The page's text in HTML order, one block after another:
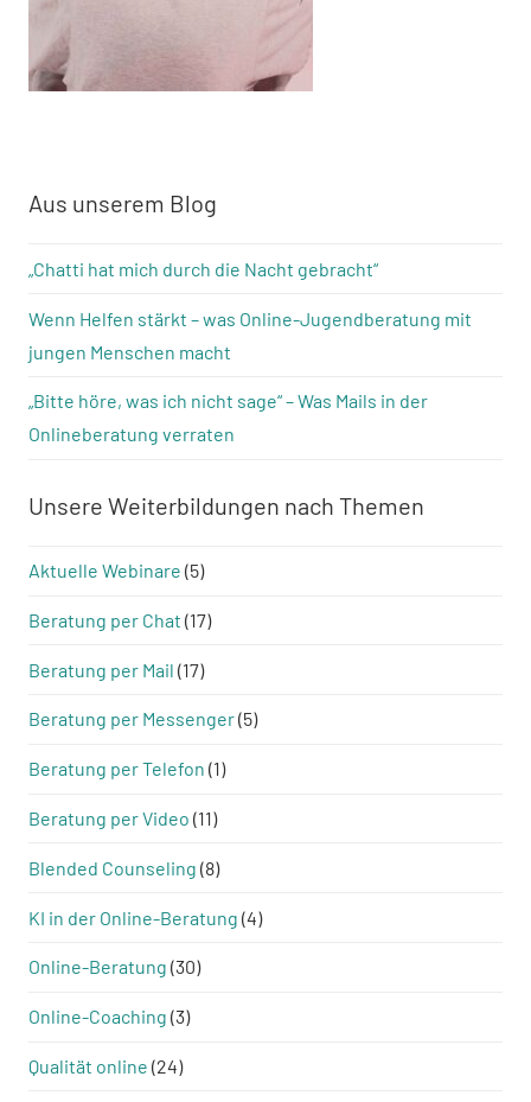
Aus unserem Blog
„Chatti hat mich durch die Nacht gebracht“
Wenn Helfen stärkt – was Online-Jugendberatung mit
jungen Menschen macht
„Bitte höre, was ich nicht sage“ – Was Mails in der
Onlineberatung verraten
Unsere Weiterbildungen nach Themen
Aktuelle Webinare (5)
Beratung per Chat (17)
Beratung per Mail (17)
Beratung per Messenger(5)
Beratung per Telefon (1)
Beratung per Video (11)
Blended Counseling (8)
KI in der Online-Beratung (4)
Online-Beratung (30)
Online-Coaching (3)
Qualität online (24)